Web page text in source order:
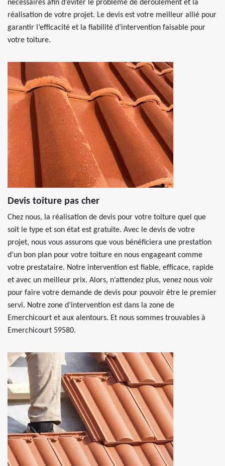
nécessaires afin d’éviter le problème de déroulement et la
réalisation de votre projet. Le devis est votre meilleur allié pour
garantir l’efficacité et la fiabilité d’intervention faisable pour
votre toiture.
Devis toiture pas cher
Chez nous, la réalisation de devis pour votre toiture quel que
soit le type et son état est gratuite. Avec le devis de votre
projet, nous vous assurons que vous bénéficiera une prestation
d’un bon plan pour votre toiture en nous engageant comme
votre prestataire. Notre intervention est fiable, efficace, rapide
et avec un meilleur prix. Alors, n’attendez plus, venez nous voir
pour faire votre demande de devis pour pouvoir être le premier
servi. Notre zone d’intervention est dans la zone de
Emerchicourt et aux alentours. Et nous sommes trouvables à
Emerchicourt 59580.